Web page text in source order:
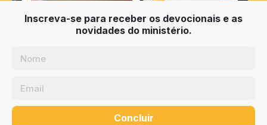
Inscreva-se para receber os devocionais e as
novidades do ministério.
Concluir